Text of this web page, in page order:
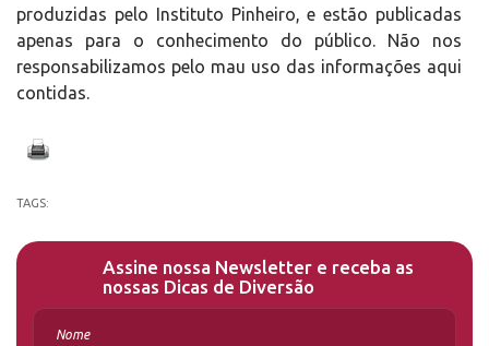
produzidas pelo Instituto Pinheiro, e estão publicadas
apenas para o conhecimento do público. Não nos
responsabilizamos pelo mau uso das informações aqui
contidas.
TAGS:
Assine nossa Newsletter e receba as
nossas Dicas de Diversão